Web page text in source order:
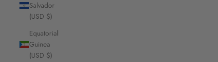
Salvador
(USD $)
Equatorial
Guinea
(USD $)